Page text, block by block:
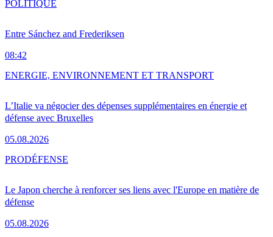
Entre Sánchez and Frederiksen
08:42
POLITIQUE
L’Italie va négocier des dépenses supplémentaires en énergie et
défense avec Bruxelles
05.08.2026
ENERGIE, ENVIRONNEMENT ET TRANSPORT
Le Japon cherche à renforcer ses liens avec l'Europe en matière de
défense
05.08.2026
PRODÉFENSE